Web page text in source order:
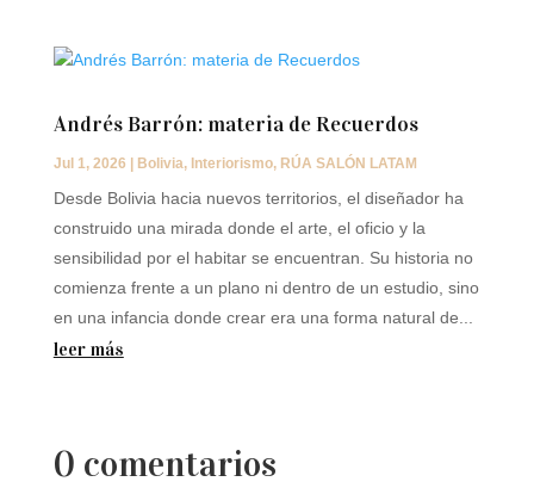
Andrés Barrón: materia de Recuerdos
Jul 1, 2026 Bolivia, Interiorismo, RÚA SALÓN LATAM
Desde Bolivia hacia nuevos territorios, el diseñador ha
construido una mirada donde el arte, el oficio y la
sensibilidad por el habitar se encuentran. Su historia no
comienza frente a un plano ni dentro de un estudio, sino
en una infancia donde crear era una forma natural de...
leer más
0 comentarios